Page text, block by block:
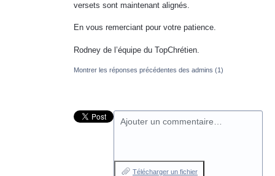
versets sont maintenant alignés.
En vous remerciant pour votre patience.
Rodney de l’équipe du TopChrétien.
Montrer les réponses précédentes des admins (1)
Ajouter un commentaire…
Télécharger un fichier